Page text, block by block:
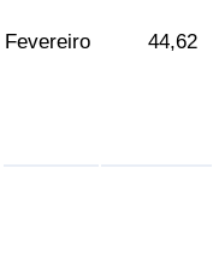
Fevereiro 44,62
Indicador de Trânsito
Indicador de
Indicador de